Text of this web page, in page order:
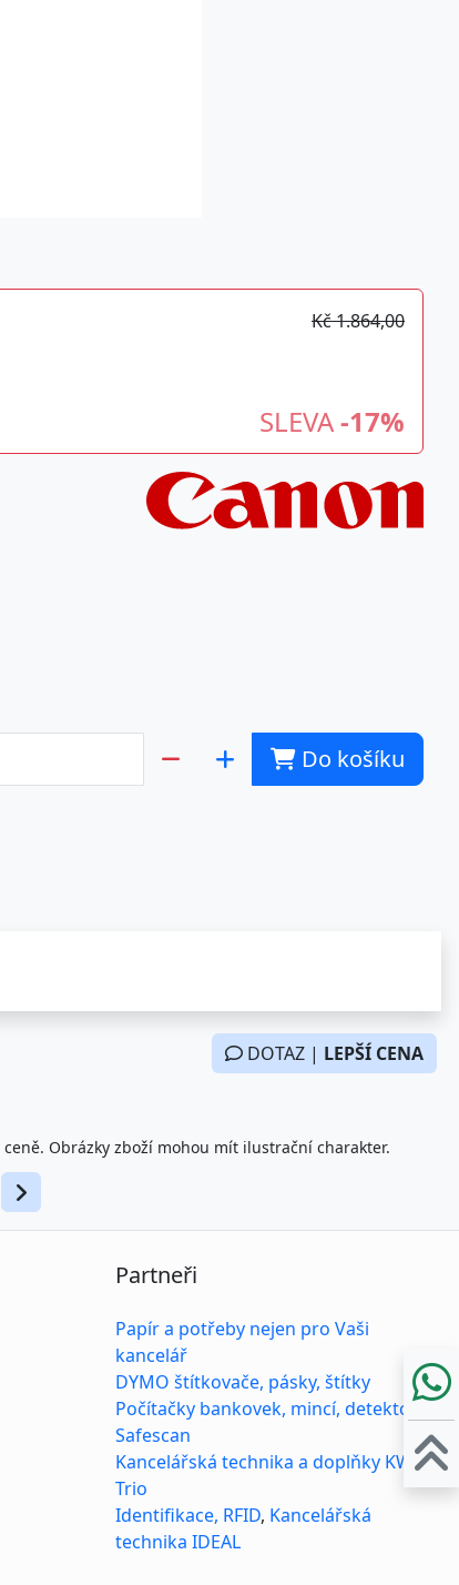
Kč 1.864,00
SLEVA-17%
Do košíku
DOTAZ | LEPŠÍ CENA
Obrázky zboží mohou mít ilustrační charakter.
Partneři
Papír a potřeby nejen pro Vaši
kancelář
DYMO štítkovače, pásky, štítky
Počítačky bankovek, mincí, detektory
Safescan
Kancelářská technika a doplňky KW-
Trio
Identifikace, RFID, Kancelářská
technika IDEAL